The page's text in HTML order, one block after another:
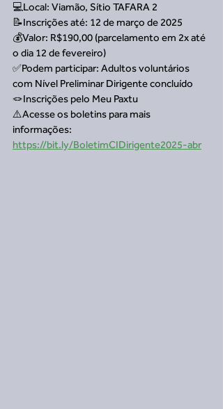
💻Local: Viamão, Sítio TAFARA 2
📝Inscrições até: 12 de março de 2025
💰Valor: R$190,00 (parcelamento em 2x até
o dia 12 de fevereiro)
✅Podem participar: Adultos voluntários
com Nível Preliminar Dirigente concluído
🪢Inscrições pelo Meu Paxtu
⚠️Acesse os boletins para mais
informações:
https://bit.ly/BoletimCIDirigente2025-abr